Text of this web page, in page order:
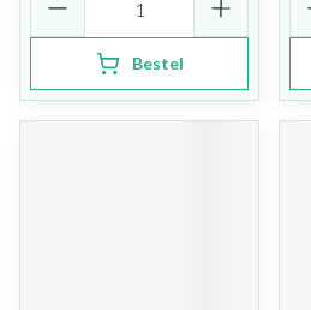
Bestel